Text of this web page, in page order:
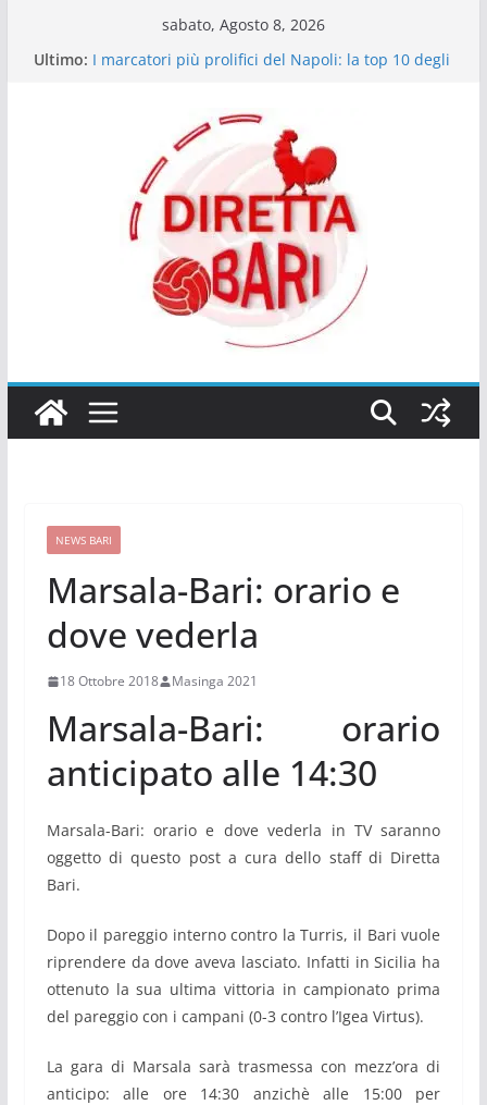
sabato, Agosto 8, 2026
Ultimo: I marcatori più prolifici del Napoli: la top 10 degli
Walid Cheddira da Serie A”
Il Napoli delle certezze: quando il dominio è una
questione di mentalità
Le emozioni più contrastanti dei tifosi del Napoli
in match decisivi
Giocatori che dal Sud sono arrivati in alto: il
ponte tra Serie C e Serie A
NEWS BARI
Marsala-Bari: orario e
dove vederla
18 Ottobre 2018 Masinga 2021
Marsala-Bari: orario
anticipato alle 14:30
Marsala-Bari: orario e dove vederla in TV saranno
oggetto di questo post a cura dello staff di Diretta
Bari.
Dopo il pareggio interno contro la Turris, il Bari vuole
riprendere da dove aveva lasciato. Infatti in Sicilia ha
ottenuto la sua ultima vittoria in campionato prima
del pareggio con i campani (0-3 contro l’Igea Virtus).
La gara di Marsala sarà trasmessa con mezz’ora di
anticipo: alle ore 14:30 anzichè alle 15:00 per